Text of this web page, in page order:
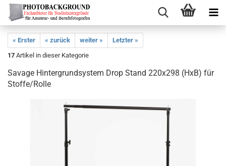
« Erster « zurück weiter »
Letzter »
17 Artikel in dieser Kategorie
Savage Hintergrundsystem Drop Stand 220x298 (HxB) für
Stoffe/Rolle